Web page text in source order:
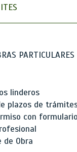
PARTICULARES
linderos
plazos de
con formulario
Obra